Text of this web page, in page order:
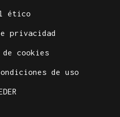
ético
privacidad
cookies
de uso